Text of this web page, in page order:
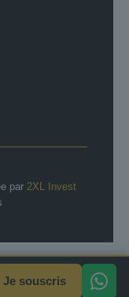
par 2XL Invest
Je souscris